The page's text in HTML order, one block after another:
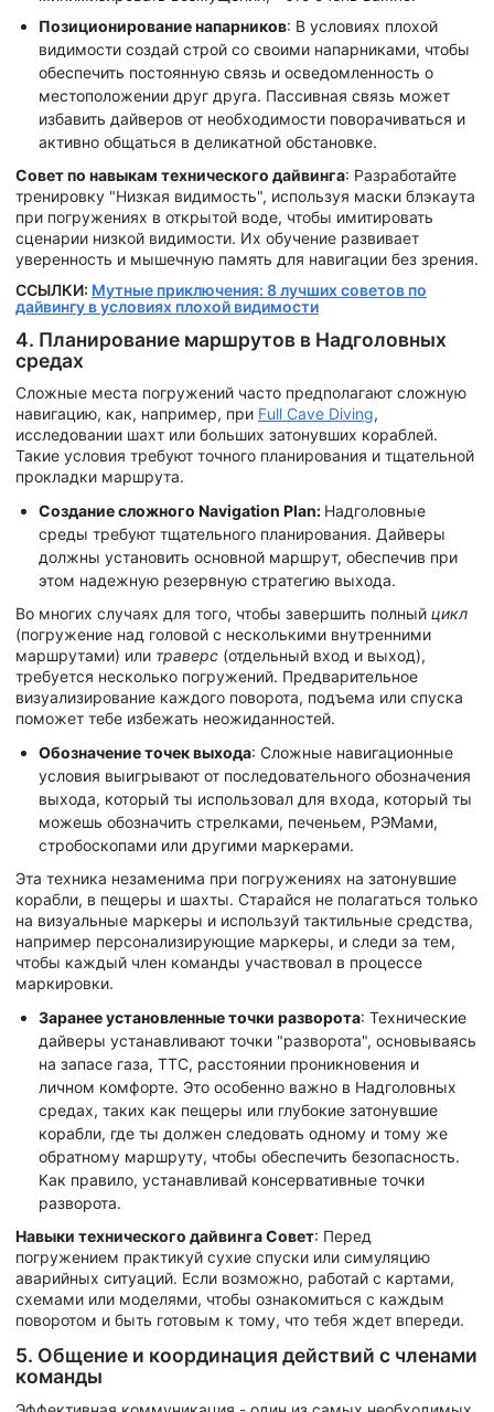
Позиционирование напарников: В условиях плохой
видимости создай строй со своими напарниками, чтобы
обеспечить постоянную связь и осведомленность о
местоположении друг друга. Пассивная связь может
избавить дайверов от необходимости поворачиваться и
активно общаться в деликатной обстановке.
Совет по навыкам технического дайвинга: Разработайте
тренировку "Низкая видимость", используя маски блэкаута
при погружениях в открытой воде, чтобы имитировать
сценарии низкой видимости. Их обучение развивает
уверенность и мышечную память для навигации без зрения.
ССЫЛКИ: Мутные приключения: 8 лучших советов по
дайвингу в условиях плохой видимости
4. Планирование маршрутов в Надголовных
средах
Сложные места погружений часто предполагают сложную
навигацию, как, например, при Full Cave Diving,
исследовании шахт или больших затонувших кораблей.
Такие условия требуют точного планирования и тщательной
прокладки маршрута.
Создание сложного Navigation Plan: Надголовные
среды требуют тщательного планирования. Дайверы
должны установить основной маршрут, обеспечив при
этом надежную резервную стратегию выхода.
Во многих случаях для того, чтобы завершить полный цикл
(погружение над головой с несколькими внутренними
маршрутами) или траверс (отдельный вход и выход),
требуется несколько погружений. Предварительное
визуализирование каждого поворота, подъема или спуска
поможет тебе избежать неожиданностей.
Обозначение точек выхода: Сложные навигационные
условия выигрывают от последовательного обозначения
выхода, который ты использовал для входа, который ты
можешь обозначить стрелками, печеньем, РЭМами,
стробоскопами или другими маркерами.
Эта техника незаменима при погружениях на затонувшие
корабли, в пещеры и шахты. Старайся не полагаться только
на визуальные маркеры и используй тактильные средства,
например персонализирующие маркеры, и следи за тем,
чтобы каждый член команды участвовал в процессе
маркировки.
Заранее установленные точки разворота: Технические
дайверы устанавливают точки "разворота", основываясь
на запасе газа, ТТС, расстоянии проникновения и
личном комфорте. Это особенно важно в Надголовных
средах, таких как пещеры или глубокие затонувшие
корабли, где ты должен следовать одному и тому же
обратному маршруту, чтобы обеспечить безопасность.
Как правило, устанавливай консервативные точки
разворота.
Навыки технического дайвинга Совет: Перед
погружением практикуй сухие спуски или симуляцию
аварийных ситуаций. Если возможно, работай с картами,
схемами или моделями, чтобы ознакомиться с каждым
поворотом и быть готовым к тому, что тебя ждет впереди.
5. Общение и координация действий с членами
команды